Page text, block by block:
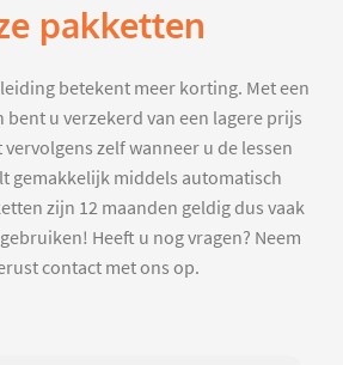
pakketten
betekent meer korting. Met een
bent u verzekerd van een lagere prijs
zelf wanneer u de lessen
gemakkelijk middels automatisch
zijn 12 maanden geldig dus vaak
Heeft u nog vragen? Neem
contact met ons op.